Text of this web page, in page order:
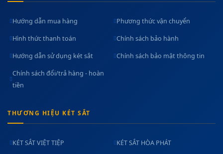
Hướng dẫn mua hàng Phương thức vận chuyển
Hình thức thanh toán Chính sách bảo hành
Hướng dẫn sử dụng két sắt Chính sách bảo mật thông tin
Chính sách đổi/trả hàng - hoàn
tiền
THƯƠNG HIỆU KÉT SẮT
KÉT SẮT VIỆT TIỆP KÉT SẮT HÒA PHÁT